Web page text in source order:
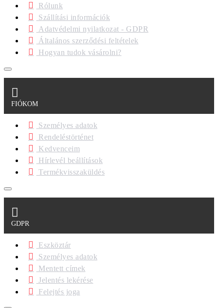
Rólunk
Szállítási információk
Adatvédelmi nyilatkozat - GDPR
Általános szerződési feltételek
Hogyan tudok vásárolni?
FIÓKOM
Személyes adatok
Rendeléstörténet
Kedvenceim
Hírlevél beállítások
Termékvisszaküldés
GDPR
Eszköztár
Személyes adatok
Mentett címek
Jelentés lekérése
Felejtés joga